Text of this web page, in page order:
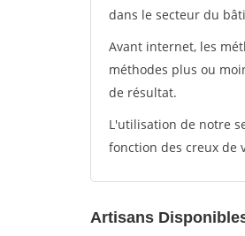
dans le secteur du
Avant internet, les
méthodes plus ou
de résultat.
L'utilisation de notre
fonction des creux de
Artisans